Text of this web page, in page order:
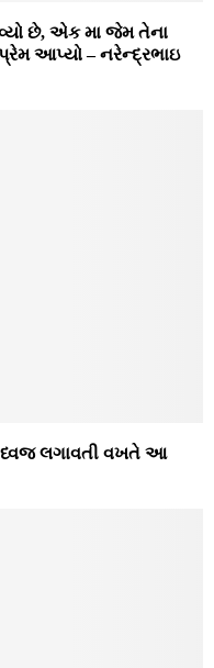
છે, એક મા જેમ તેના
આપ્યો – નરેન્દ્રભાઇ
ધ્વજ લગાવતી વખતે આ